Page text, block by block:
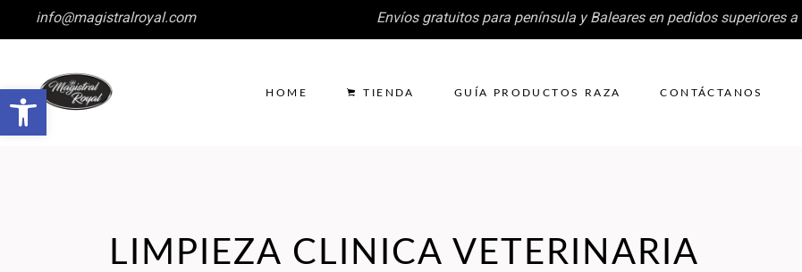
Abrir barra de herramientas
info@magistralroyal.com Envíos gratuitos para península y Baleares en pedidos superiores a
HOME TIENDA GUÍA PRODUCTOS RAZA CONTÁCTANOS
LIMPIEZA CLINICA VETERINARIA